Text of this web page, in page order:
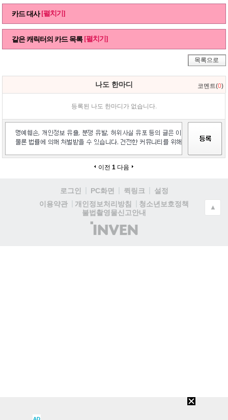
카드 대사 [펼치기]
같은 캐릭터의 카드 목록 [펼치기]
목록으로
나도 한마디 코멘트(0)
등록된 나도 한마디가 없습니다.
이전 1 다음
로그인 PC화면 퀵링크
설정
이용약관
개인정보처리방침
청소년보호정책
불법촬영물신고안내
(주)
인
▲
AD